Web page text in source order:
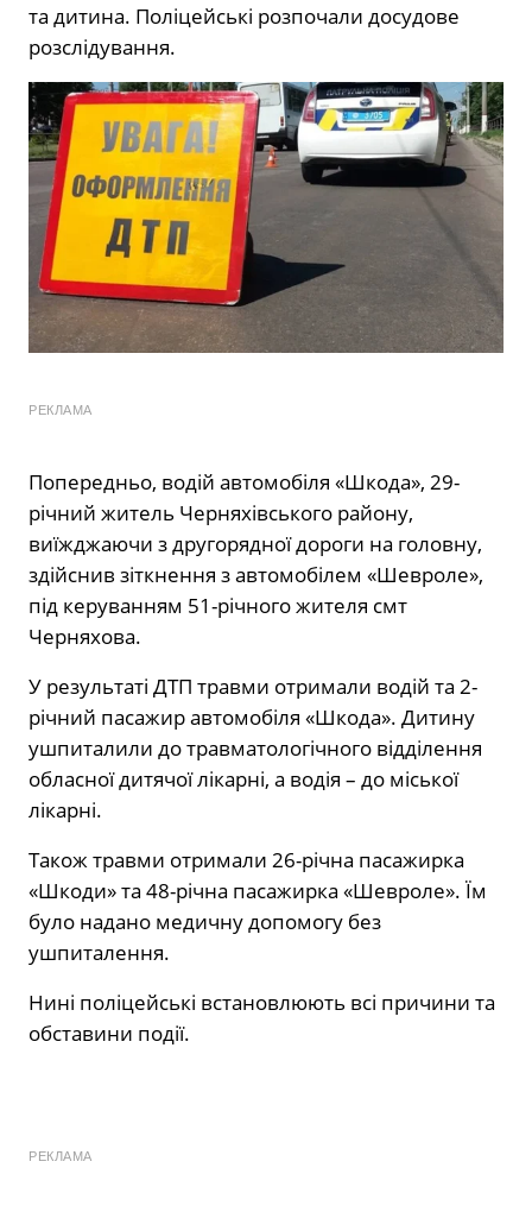
та дитина. Поліцейські розпочали досудове
розслідування.
РЕКЛАМА
Попередньо, водій автомобіля «Шкода», 29-
річний житель Черняхівського району,
виїжджаючи з другорядної дороги на головну,
здійснив зіткнення з автомобілем «Шевроле»,
під керуванням 51-річного жителя смт
Черняхова.
У результаті ДТП травми отримали водій та 2-
річний пасажир автомобіля «Шкода». Дитину
ушпиталили до травматологічного відділення
обласної дитячої лікарні, а водія – до міської
лікарні.
Також травми отримали 26-річна пасажирка
«Шкоди» та 48-річна пасажирка «Шевроле». Їм
було надано медичну допомогу без
ушпиталення.
Нині поліцейські встановлюють всі причини та
обставини події.
РЕКЛАМА